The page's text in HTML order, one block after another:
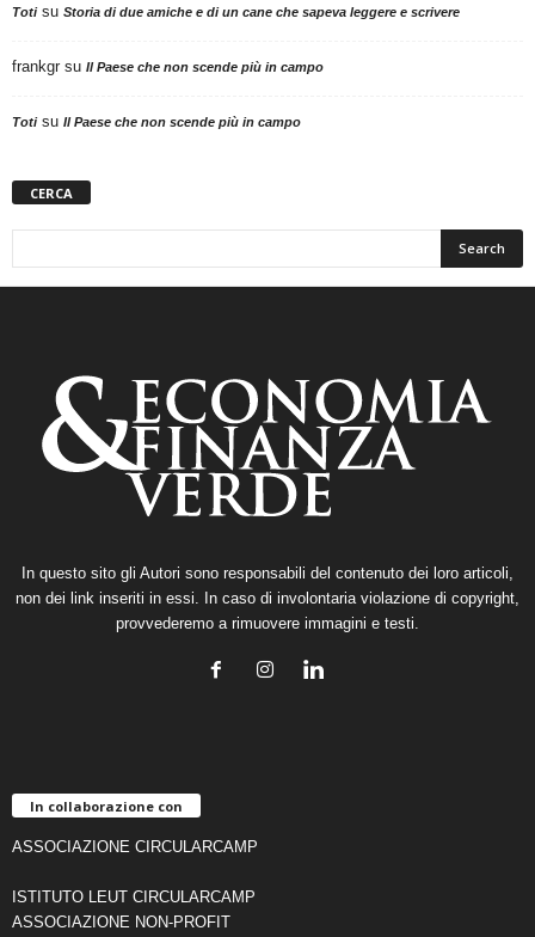
Totisu Storia di due amiche e di un cane che sapeva leggere e scrivere
frankgr su Il Paese che non scende più in campo
Totisu Il Paese che non scende più in campo
CERCA
In questo sito gli Autori sono responsabili del contenuto dei loro articoli,
non dei link inseriti in essi. In caso di involontaria violazione di copyright,
provvederemo a rimuovere immagini e testi.
In collaborazione con
ASSOCIAZIONE CIRCULARCAMP
ISTITUTO LEUT CIRCULARCAMP
ASSOCIAZIONE NON-PROFIT